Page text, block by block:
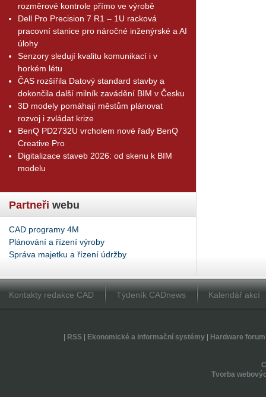
rozměrové kontrole přímo ve výrobě
Dell Pro Precision 7 R1 – 1U racková
pracovní stanice pro náročné inženýrské a AI
úlohy
Senzory sledují kvalitu komunikací i v
horkém létu
ČAS rozšířila Datový standard stavby a
dokončila další milník zavádění BIM v Česku
3D modely pomáhají městům plánovat
rozvoj i zvládat krize
BenQ PD2732U vrcholem nové řady BenQ
Creative Pro
Digitalizace staveb 2026: od skenu k BIM
modelu
Partneři webu
CAD programy 4M
Plánování a řízení výroby
Správa majetku a řízení údržby
Kontakty redakce CAD Týdeník CADnews Kalendář akcí
RSS| Ekonomické a informační systémy| Hardware forum
Tvorba